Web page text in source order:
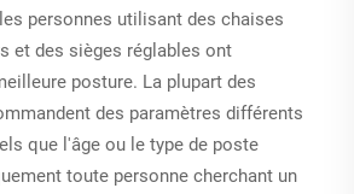
personnes utilisant des chaises
et des sièges réglables ont
posture. La plupart des
des paramètres différents
que l'âge ou le type de poste
toute personne cherchant un